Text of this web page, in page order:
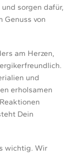
sorgen dafür,
Genuss von
am Herzen,
und
erholsamen
Dein
wichtig. Wir